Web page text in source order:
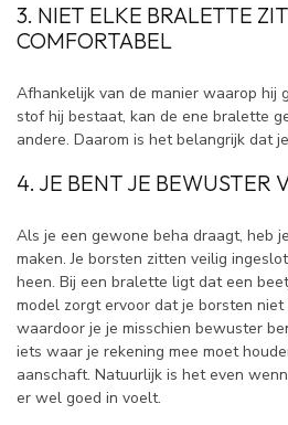
3. NIET ELKE BRALETTE
COMFORTABEL
Afhankelijk van de manier waarop hij
stof hij bestaat, kan de ene bralette
andere. Daarom is het belangrijk dat
4. JE BENT JE BEWUSTER
Als je een gewone beha draagt, heb
maken. Je borsten zitten veilig
heen. Bij een bralette ligt dat een
model zorgt ervoor dat je borsten
waardoor je je misschien bewuster
iets waar je rekening mee moet
aanschaft. Natuurlijk is het even
er wel goed in voelt.